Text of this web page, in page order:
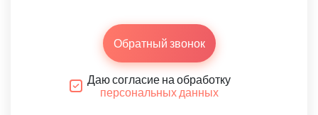
Обратный звонок
Даю согласие на обработку
персональных данных